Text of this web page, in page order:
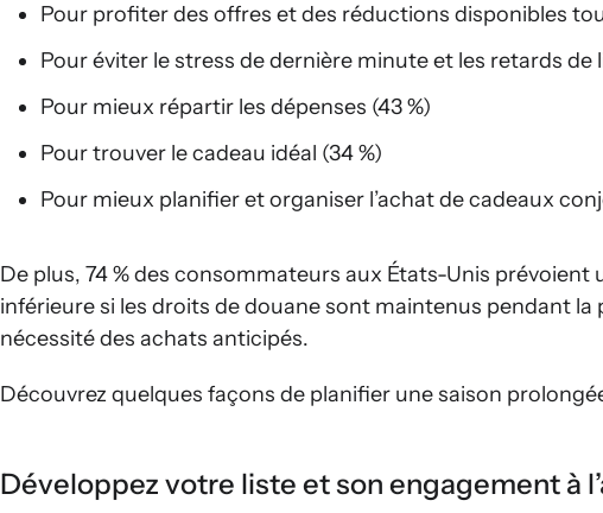
Pour profiter des offres et des réductions disponibles
Pour éviter le stress de dernière minute et les retards de
Pour mieux répartir les dépenses (43 %)
Pour trouver le cadeau idéal (34 %)
Pour mieux planifier et organiser l’achat de cadeaux
De plus, 74 % des consommateurs aux États-Unis
inférieure si les droits de douane sont maintenus pendant
nécessité des achats anticipés.
Découvrez quelques façons de planifier une saison
Développez votre liste et son engagement à